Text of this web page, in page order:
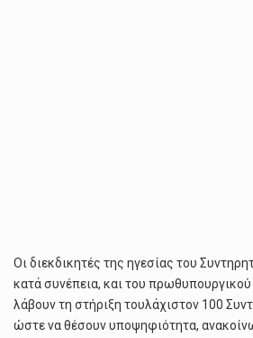
Οι διεκδικητές της ηγεσίας του
κατά συνέπεια, και του
λάβουν τη στήριξη τουλάχιστον 100
ώστε να θέσουν υποψηφιότητα,